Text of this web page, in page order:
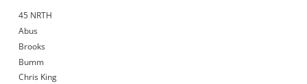
45 NRTH
Abus
Brooks
Bumm
Chris King